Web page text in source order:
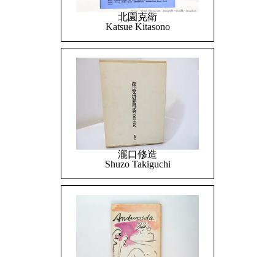
北園克衛
Katsue Kitasono
瀧口修造
Shuzo Takiguchi